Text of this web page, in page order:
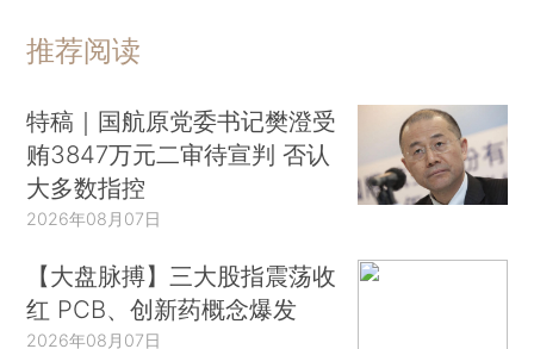
推荐阅读
特稿｜国航原党委书记樊澄受
贿3847万元二审待宣判 否认
大多数指控
2026年08月07日
【大盘脉搏】三大股指震荡收
红 PCB、创新药概念爆发
2026年08月07日